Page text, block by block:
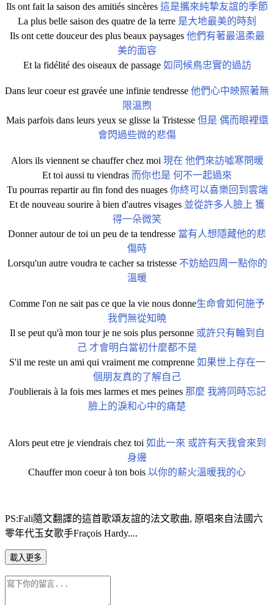
Ils ont fait la saison des amitiés sincères 這是攜來純摯友誼的季節
La plus belle saison des quatre de la terre 是大地最美的時刻
Ils ont cette douceur des plus beaux paysages 他們有著最溫柔最
美的面容
Et la fidélité des oiseaux de passage 如同候鳥忠實的過訪
Dans leur coeur est gravée une infinie tendresse 他們心中映照著無
限溫煦
Mais parfois dans leurs yeux se glisse la Tristesse 但是 偶而眼裡還
會閃過些微的悲傷
Alors ils viennent se chauffer chez moi 現在 他們來訪噓寒問暖
Et toi aussi tu viendras 而你也是 何不一起過來
Tu pourras repartir au fin fond des nuages 你終可以喜樂回到雲端
Et de nouveau sourire à bien d'autres visages 並從許多人臉上 獲
得一朵微笑
Donner autour de toi un peu de ta tendresse 當有人想隱藏他的悲
傷時
Lorsqu'un autre voudra te cacher sa tristesse 不妨給四周一點你的
溫暖
Comme l'on ne sait pas ce que la vie nous donne生命會如何施予
我們無從知曉
Il se peut qu'à mon tour je ne sois plus personne 或許只有輪到自
己 才會明白當初什麼都不是
S'il me reste un ami qui vraiment me comprenne 如果世上存在一
個朋友真的了解自己
J'oublierais à la fois mes larmes et mes peines 那麼 我將同時忘記
臉上的淚和心中的痛楚
Alors peut etre je viendrais chez toi 如此一來 或許有天我會來到
身邊
Chauffer mon coeur à ton bois 以你的薪火溫暖我的心
PS:Fali隨文翻譯的這首歌頌友誼的法文歌曲, 原唱來自法國六
零年代玉女歌手Fraçois Hardy....
載入更多